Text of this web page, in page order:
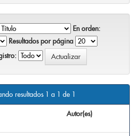
En orden:
Resultados por página
resultados 1 a 1 de 1
Autor(es)